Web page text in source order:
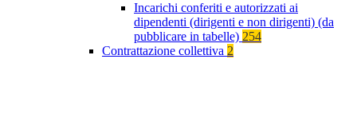
Incarichi conferiti e autorizzati ai
dipendenti (dirigenti e non dirigenti) (da
pubblicare in tabelle) 254
Contrattazione collettiva 2